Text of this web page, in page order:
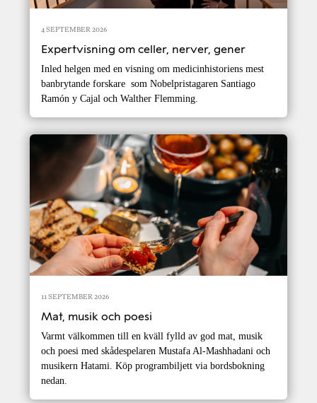
4 SEPTEMBER 2026
Expertvisning om celler, nerver, gener
Inled helgen med en visning om medicinhistoriens mest
banbrytande forskare som Nobelpristagaren Santiago
Ramón y Cajal och Walther Flemming.
11 SEPTEMBER 2026
Mat, musik och poesi
Varmt välkommen till en kväll fylld av god mat, musik
och poesi med skådespelaren Mustafa Al-Mashhadani och
musikern Hatami. Köp programbiljett via bordsbokning
nedan.